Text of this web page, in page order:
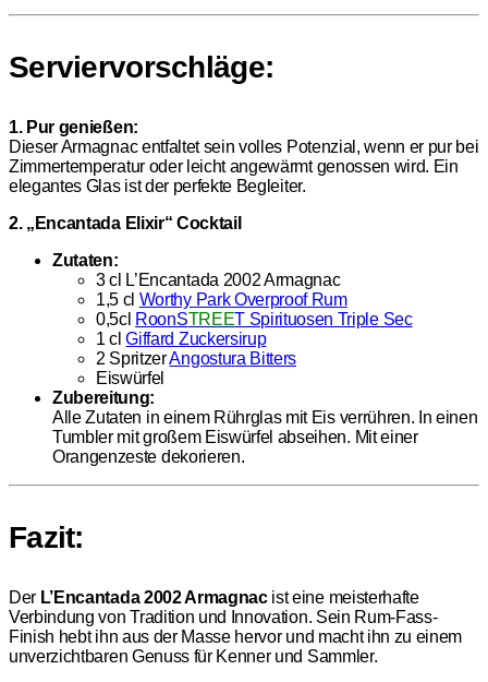
Serviervorschläge:
1. Pur genießen:
Dieser Armagnac entfaltet sein volles Potenzial, wenn er pur bei
Zimmertemperatur oder leicht angewärmt genossen wird. Ein
elegantes Glas ist der perfekte Begleiter.
2. „Encantada Elixir“ Cocktail
Zutaten:
3 cl L’Encantada 2002 Armagnac
1,5 cl Worthy Park Overproof Rum
0,5cl RoonSTREET Spirituosen Triple Sec
1 clGiffard Zuckersirup
2 SpritzerAngostura Bitters
Eiswürfel
Zubereitung:
Alle Zutaten in einem Rührglas mit Eis verrühren. In einen
Tumbler mit großem Eiswürfel abseihen. Mit einer
Orangenzeste dekorieren.
Fazit:
Der L’Encantada 2002 Armagnacist eine meisterhafte
Verbindung von Tradition und Innovation. Sein Rum-Fass-
Finish hebt ihn aus der Masse hervor und macht ihn zu einem
unverzichtbaren Genuss für Kenner und Sammler.